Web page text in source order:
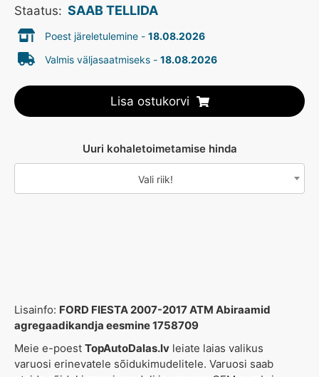
Staatus: SAAB TELLIDA
Poest järeletulemine - 18.08.2026
Valmis väljasaatmiseks - 18.08.2026
Lisa ostukorvi
Uuri kohaletoimetamise hinda
Vali riik!
Lisainfo: FORD FIESTA 2007-2017 ATM Abiraamid
agregaadikandja eesmine 1758709
Meie e-poest TopAutoDalas.lv leiate laias valikus
varuosi erinevatele sõidukimudelitele. Varuosi saab